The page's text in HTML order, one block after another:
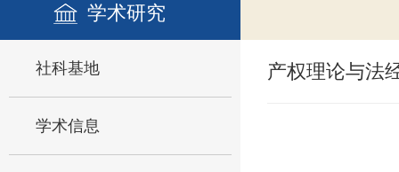
学术研究
社科基地
学术信息
产权理论与法